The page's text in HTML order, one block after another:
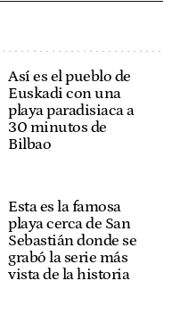
Así es el pueblo de
Euskadi con una
playa paradisiaca a
30 minutos de
Bilbao
Esta es la famosa
playa cerca de San
Sebastián donde se
grabó la serie más
vista de la historia